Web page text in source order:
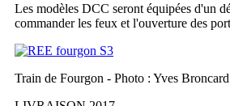
Les modèles DCC seront équipées d'un
commander les feux et l'ouverture des
Train de Fourgon - Photo : Yves Broncard